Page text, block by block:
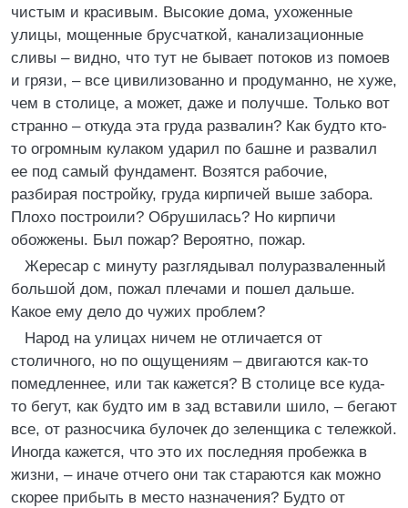
чистым и красивым. Высокие дома, ухоженные
улицы, мощенные брусчаткой, канализационные
сливы – видно, что тут не бывает потоков из помоев
и грязи, – все цивилизованно и продуманно, не хуже,
чем в столице, а может, даже и получше. Только вот
странно – откуда эта груда развалин? Как будто кто-
то огромным кулаком ударил по башне и развалил
ее под самый фундамент. Возятся рабочие,
разбирая постройку, груда кирпичей выше забора.
Плохо построили? Обрушилась? Но кирпичи
обожжены. Был пожар? Вероятно, пожар.
Жересар с минуту разглядывал полуразваленный
большой дом, пожал плечами и пошел дальше.
Какое ему дело до чужих проблем?
Народ на улицах ничем не отличается от
столичного, но по ощущениям – двигаются как-то
помедленнее, или так кажется? В столице все куда-
то бегут, как будто им в зад вставили шило, – бегают
все, от разносчика булочек до зеленщика с тележкой.
Иногда кажется, что это их последняя пробежка в
жизни, – иначе отчего они так стараются как можно
скорее прибыть в место назначения? Будто от